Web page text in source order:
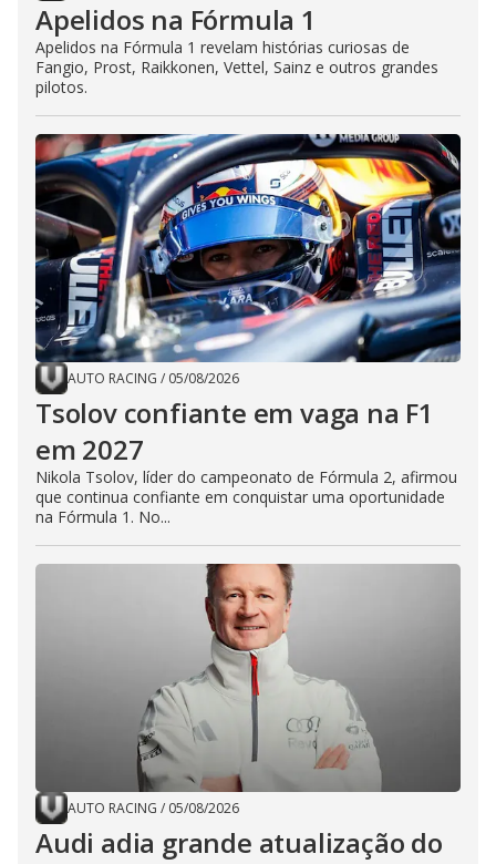
Apelidos na Fórmula 1
Apelidos na Fórmula 1 revelam histórias curiosas de
Fangio, Prost, Raikkonen, Vettel, Sainz e outros grandes
pilotos.
AUTO RACING / 05/08/2026
Tsolov confiante em vaga na F1
em 2027
Nikola Tsolov, líder do campeonato de Fórmula 2, afirmou
que continua confiante em conquistar uma oportunidade
na Fórmula 1. No...
AUTO RACING / 05/08/2026
Audi adia grande atualização do